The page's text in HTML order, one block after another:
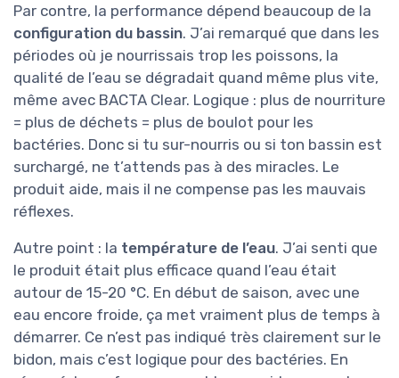
Par contre, la performance dépend beaucoup de la
configuration du bassin. J’ai remarqué que dans les
périodes où je nourrissais trop les poissons, la
qualité de l’eau se dégradait quand même plus vite,
même avec BACTA Clear. Logique : plus de nourriture
= plus de déchets = plus de boulot pour les
bactéries. Donc si tu sur-nourris ou si ton bassin est
surchargé, ne t’attends pas à des miracles. Le
produit aide, mais il ne compense pas les mauvais
réflexes.
Autre point : la température de l’eau. J’ai senti que
le produit était plus efficace quand l’eau était
autour de 15-20 °C. En début de saison, avec une
eau encore froide, ça met vraiment plus de temps à
démarrer. Ce n’est pas indiqué très clairement sur le
bidon, mais c’est logique pour des bactéries. En